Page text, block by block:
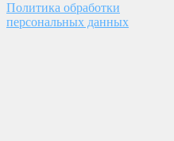
Политика обработки
персональных данных